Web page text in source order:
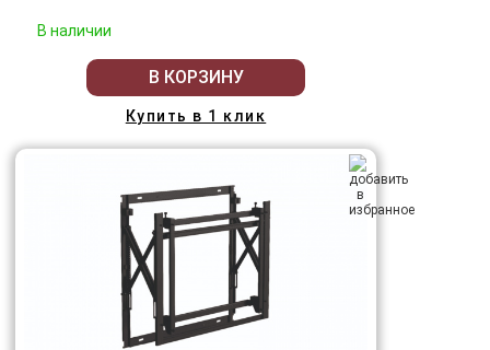
В наличии
В КОРЗИНУ
Купить в 1 клик